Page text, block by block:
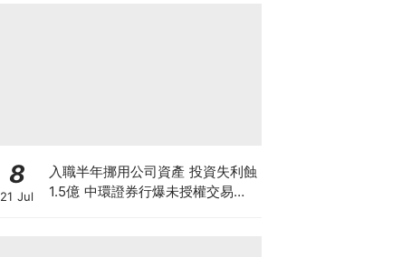
8
21 Jul
入職半年挪用公司資產 投資失利蝕
1.5億 中環證券行爆未授權交易風